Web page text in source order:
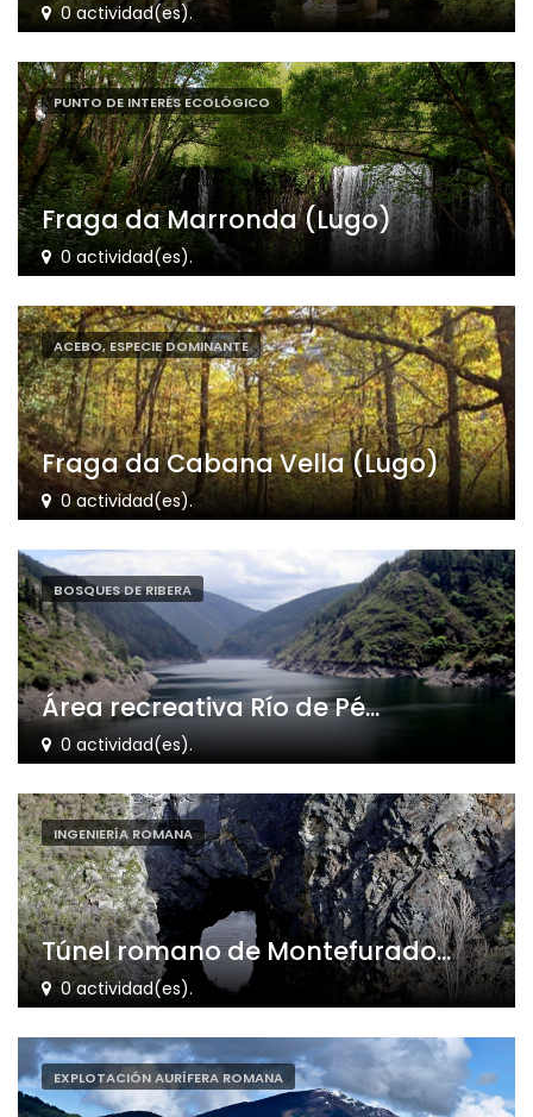
0 actividad(es).
PUNTO DE INTERÉS ECOLÓGICO
Fraga da Marronda (Lugo)
0 actividad(es).
ACEBO, ESPECIE DOMINANTE
Fraga da Cabana Vella (Lugo)
0 actividad(es).
BOSQUES DE RIBERA
Área recreativa Río de Pé...
0 actividad(es).
INGENIERÍA ROMANA
Túnel romano de Montefurado...
0 actividad(es).
EXPLOTACIÓN AURÍFERA ROMANA